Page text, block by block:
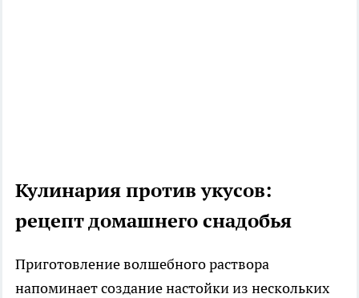
Кулинария против укусов:
рецепт домашнего снадобья
Приготовление волшебного раствора
напоминает создание настойки из нескольких